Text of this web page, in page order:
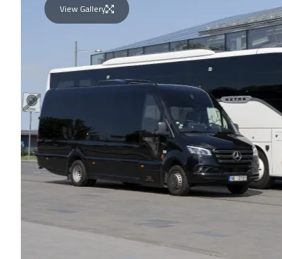
View Gallery